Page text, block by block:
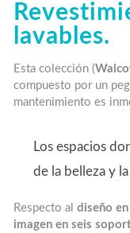
lavables.
Esta colección (
compuesto por un
mantenimiento es
Los espacios
de la belleza y
Respecto aldiseño
imagen en seis